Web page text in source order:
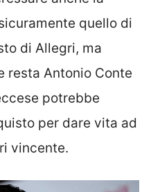
quello di
di Allegri, ma
resta Antonio Conte
potrebbe
per dare vita ad
vincente.